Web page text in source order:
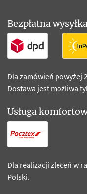
Bezpłatna wysyłka
Dla zamówień powyżej
Dostawa jest możliwa
Usługa
Dla realizacji zleceń w
Polski.